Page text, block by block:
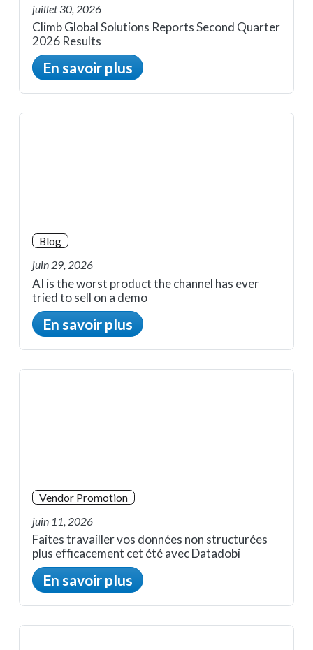
juillet 30, 2026
Climb Global Solutions Reports Second Quarter
2026 Results
En savoir plus
Blog
juin 29, 2026
AI is the worst product the channel has ever
tried to sell on a demo
En savoir plus
Vendor Promotion
juin 11, 2026
Faites travailler vos données non structurées
plus efficacement cet été avec Datadobi
En savoir plus